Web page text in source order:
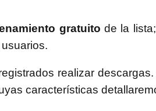
gratuito de la
realizar
características